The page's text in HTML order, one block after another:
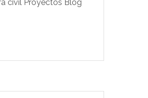
civil Proyectos Blog